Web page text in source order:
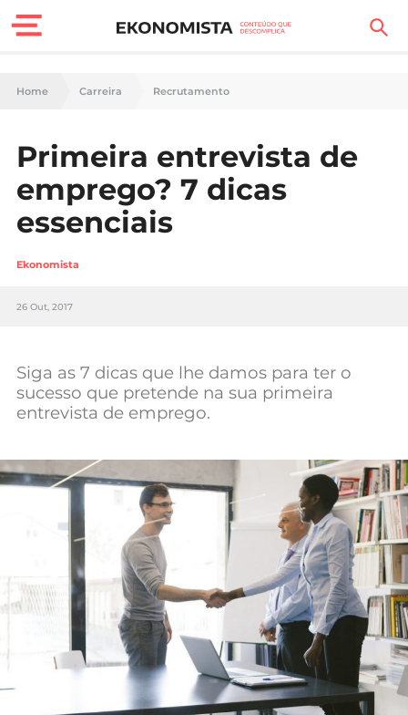
Finanças Pessoais
Carreira
Casa
Lifestyle
Sociedade
Negócios
Mundial 2026
Home Carreira Recrutamento
Primeira entrevista de
emprego? 7 dicas
essenciais
Ekonomista
26 Out, 2017
Siga as 7 dicas que lhe damos para ter o
sucesso que pretende na sua primeira
entrevista de emprego.